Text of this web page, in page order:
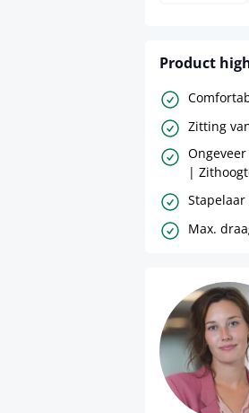
Product
Zitting
|
Stapelaar
Max.